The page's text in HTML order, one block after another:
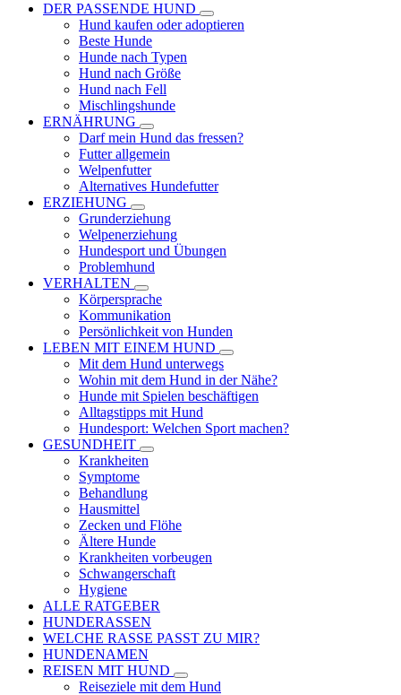
DER PASSENDE HUND
Hund kaufen oder adoptieren
Beste Hunde
Hunde nach Typen
Hund nach Größe
Hund nach Fell
Mischlingshunde
ERNÄHRUNG
Darf mein Hund das fressen?
Futter allgemein
Welpenfutter
Alternatives Hundefutter
ERZIEHUNG
Grunderziehung
Welpenerziehung
Hundesport und Übungen
Problemhund
VERHALTEN
Körpersprache
Kommunikation
Persönlichkeit von Hunden
LEBEN MIT EINEM HUND
Mit dem Hund unterwegs
Wohin mit dem Hund in der Nähe?
Hunde mit Spielen beschäftigen
Alltagstipps mit Hund
Hundesport: Welchen Sport machen?
GESUNDHEIT
Krankheiten
Symptome
Behandlung
Hausmittel
Zecken und Flöhe
Ältere Hunde
Krankheiten vorbeugen
Schwangerschaft
Hygiene
ALLE RATGEBER
HUNDERASSEN
WELCHE RASSE PASST ZU MIR?
HUNDENAMEN
REISEN MIT HUND
Reiseziele mit dem Hund